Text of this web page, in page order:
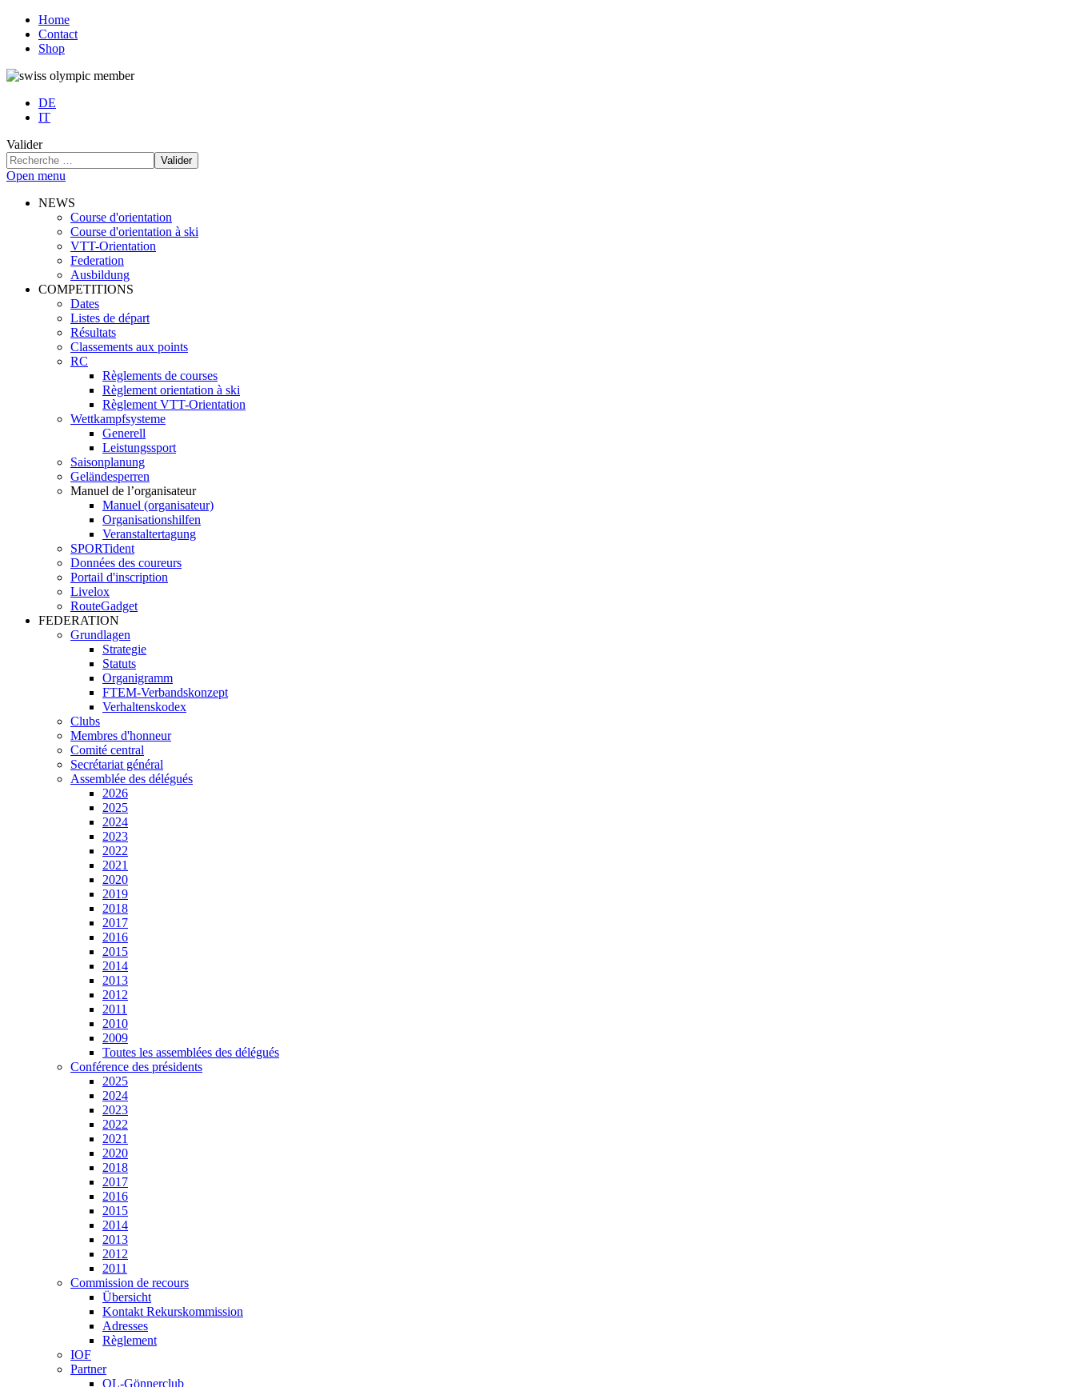
Home
Contact
Shop
DE
IT
Valider
Valider
Open menu
NEWS
Course d'orientation
Course d'orientation à ski
VTT-Orientation
Federation
Ausbildung
COMPETITIONS
Dates
Listes de départ
Résultats
Classements aux points
RC
Règlements de courses
Règlement orientation à ski
Règlement VTT-Orientation
Wettkampfsysteme
Generell
Leistungssport
Saisonplanung
Geländesperren
Manuel de l’organisateur
Manuel (organisateur)
Organisationshilfen
Veranstaltertagung
SPORTident
Données des coureurs
Portail d'inscription
Livelox
RouteGadget
FEDERATION
Grundlagen
Strategie
Statuts
Organigramm
FTEM-Verbandskonzept
Verhaltenskodex
Clubs
Membres d'honneur
Comité central
Secrétariat général
Assemblée des délégués
2026
2025
2024
2023
2022
2021
2020
2019
2018
2017
2016
2015
2014
2013
2012
2011
2010
2009
Toutes les assemblées des délégués
Conférence des présidents
2025
2024
2023
2022
2021
2020
2018
2017
2016
2015
2014
2013
2012
2011
Commission de recours
Übersicht
Kontakt Rekurskommission
Adresses
Règlement
IOF
Partner
OL-Gönnerclub